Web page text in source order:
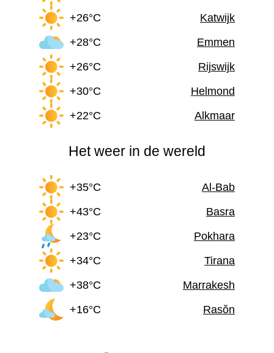
+26°C
Katwijk
+28°C
Emmen
+26°C
Rijswijk
+30°C
Helmond
+22°C
Alkmaar
Het weer in de wereld
+35°C
Al-Bab
+43°C
Basra
+23°C
Pokhara
+34°C
Tirana
+38°C
Marrakesh
+16°C
Rasŏn